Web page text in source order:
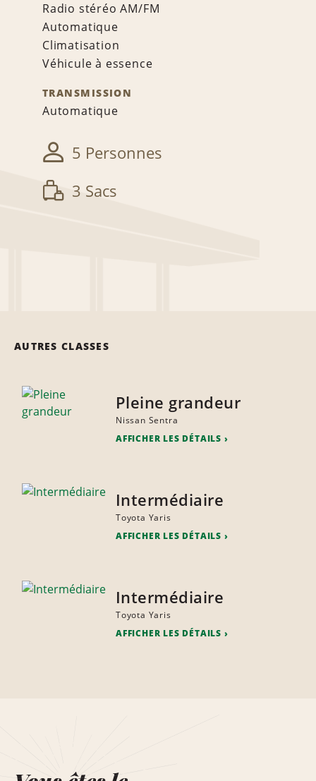
Radio stéréo AM/FM
Automatique
Climatisation
Véhicule à essence
TRANSMISSION
Automatique
5 Personnes
3 Sacs
AUTRES CLASSES
Pleine grandeur
Nissan Sentra
AFFICHER LES DÉTAILS
Intermédiaire
Toyota Yaris
AFFICHER LES DÉTAILS
Intermédiaire
Toyota Yaris
AFFICHER LES DÉTAILS